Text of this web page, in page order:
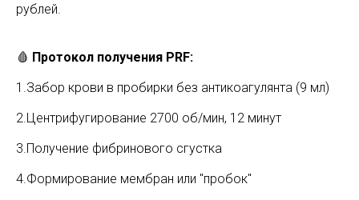
рублей.
🩸 Протокол получения PRF:
1.Забор крови в пробирки без антикоагулянта (9 мл)
2.Центрифугирование 2700 об/мин, 12 минут
3.Получение фибринового сгустка
4.Формирование мембран или "пробок"